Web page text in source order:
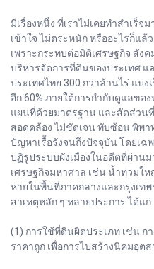
มีเรื่องหนึ่ง ที่เราไม่เคยทำสำเร็จ
เข้าใจ ไม่ตระหนัก หรืออะไรก็แ
เพราะกระทบต่อมิติเศรษฐกิจ สัง
บริหารจัดการที่ดินของประเทศ แ
ประเทศไทย 300 กว่าล้านไร่ แบ่
อีก 60% ภายใต้การกำกับดูแลขอ
แผนที่ด้วยมาตรฐาน และสัดส่วน
สอดคล้อง ไม่ชัดเจน ทับซ้อน พิพา
ปัญหาเรื้อรังจนถึงปัจจุบัน โดยเฉ
ปฏิรูประบบผังเมืองในอดีตที่ผ่านม
เศรษฐกิจมหาศาล เช่น น้ำท่วมให
หายในพื้นที่ภาคกลางและกรุงเท
สาเหตุหลัก ๆ หลายประการ ได้แก่
(1) การใช้ที่ดินผิดประเภท เช่น
ราคาถูก เพื่อการไปสร้างนิคมอุต